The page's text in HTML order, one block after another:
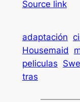
Source link
adaptación
Housemaid
peliculas
tras